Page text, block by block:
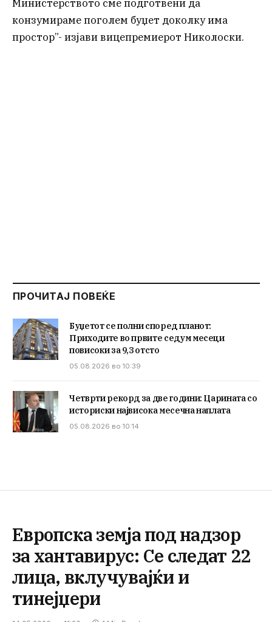
Министерството сме подготвени да
конзумираме поголем буџет доколку има
простор”- изјави вицепремиерот Николоски.
ПРОЧИТАЈ ПОВЕЌЕ
Буџетот се полни според планот:
Приходите во првите седум месеци
повисоки за 9,3 отсто
05.08.2026 во 10:39
Четврти рекорд за две години: Царината со
историски највисока месечна наплата
05.08.2026 во 10:14
Европска земја под надзор
за хантавирус: Се следат 22
лица, вклучувајќи и
тинејџери